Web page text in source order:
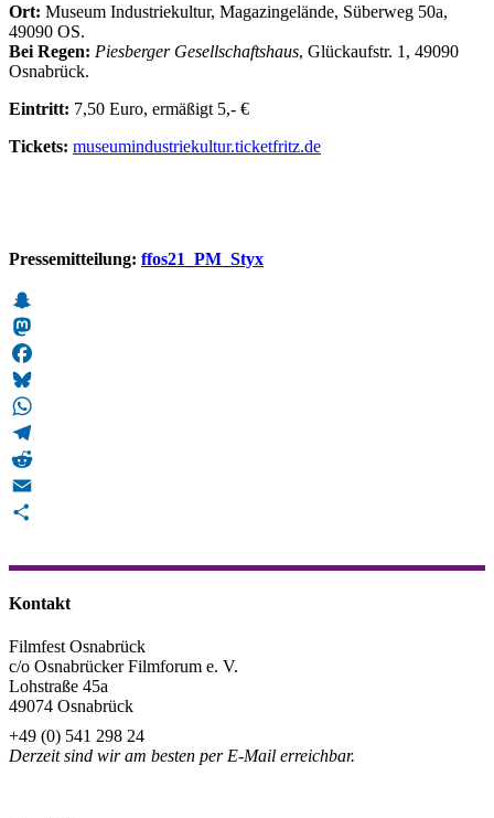
Ort: Museum Industriekultur, Magazingelände, Süberweg 50a,
49090 OS.
Bei Regen: Piesberger Gesellschaftshaus, Glückaufstr. 1, 49090
Osnabrück.
Eintritt: 7,50 Euro, ermäßigt 5,- €
Tickets: museumindustriekultur.ticketfritz.de
Pressemitteilung: ffos21_PM_Styx
Snapchat
Mastodon
Facebook
Bluesky
WhatsApp
Telegram
Reddit
Email
Kontakt
Filmfest Osnabrück
c/o Osnabrücker Filmforum e. V.
Lohstraße 45a
49074 Osnabrück
+49 (0) 541 298 24
Derzeit sind wir am besten per E-Mail erreichbar.